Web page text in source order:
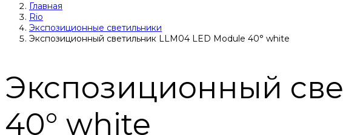
Главная
Rio
Экспозиционные светильники
Экспозиционный светильник LLM04 LED Module 40° white
Экспозиционный
40° white